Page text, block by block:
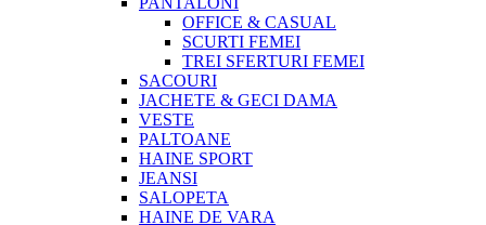
OFFICE & CASUAL
SCURTI FEMEI
TREI SFERTURI FEMEI
SACOURI
JACHETE & GECI DAMA
VESTE
PALTOANE
HAINE SPORT
JEANSI
SALOPETA
HAINE DE VARA